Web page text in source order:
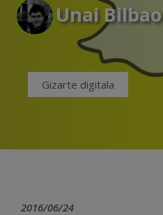
Unai Bilbao
Gizarte digitala
2016/06/24